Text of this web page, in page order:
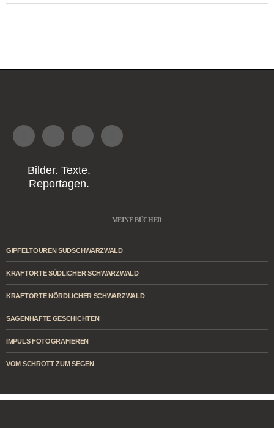
Bilder. Texte.
Reportagen.
MEINE BÜCHER
GIPFELTOUREN SÜDSCHWARZWALD
KRAFTORTE SÜDLICHER SCHWARZWALD
KRAFTORTE NÖRDLICHER SCHWARZWALD
SAGENHAFTE GESCHICHTEN
IMPULS FOTOGRAFIEREN
VOM SCHROTT ZUM SEGEN